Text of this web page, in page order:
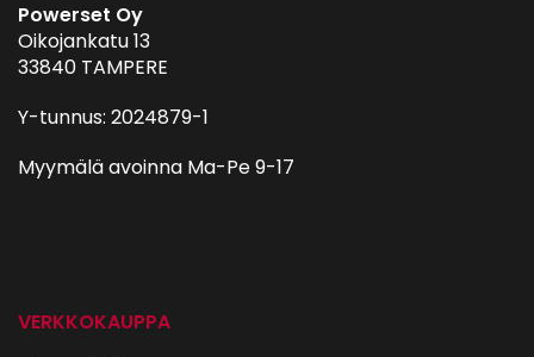
Powerset Oy
Oikojankatu 13
33840 TAMPERE
Y-tunnus: 2024879-1
Myymälä avoinna Ma-Pe 9-17
VERKKOKAUPPA